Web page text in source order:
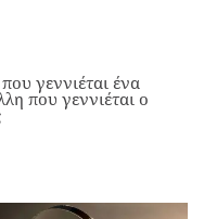
γεννιέται ένα
που γεννιέται ο